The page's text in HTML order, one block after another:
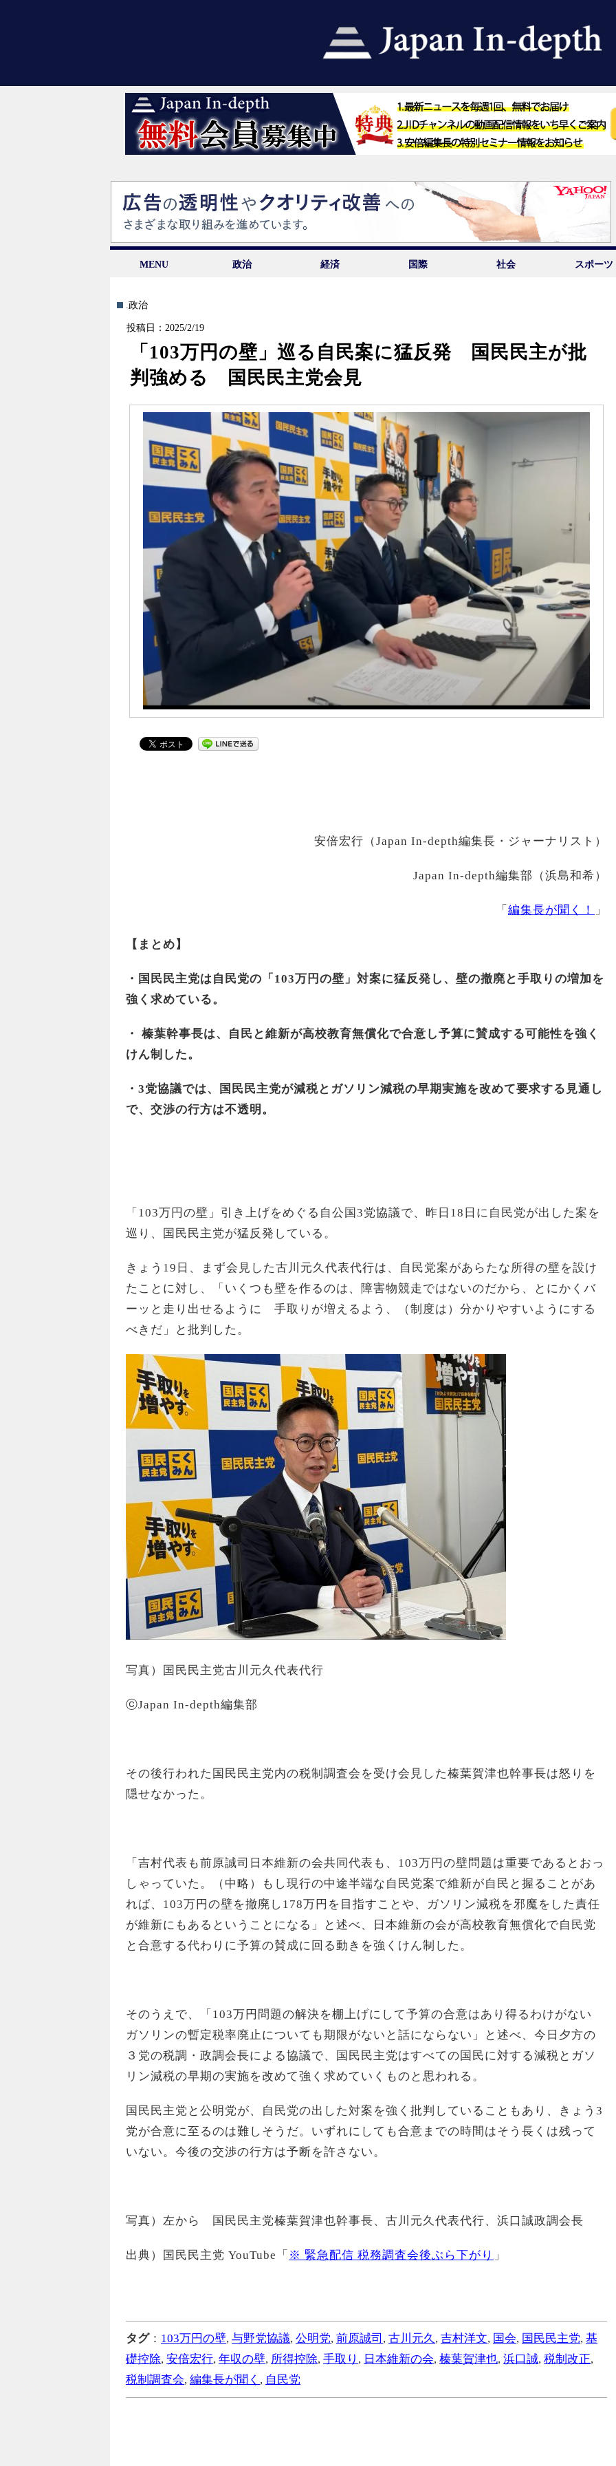
MENU 政治 経済 国際 社会 スポーツ
.政治
投稿日：2025/2/19
「103万円の壁」巡る自民案に猛反発 国民民主が批
判強める 国民民主党会見
安倍宏行（Japan In-depth編集長・ジャーナリスト）
Japan In-depth編集部（浜島和希）
「 編集長が聞く！ 」
【まとめ】
・国民民主党は自民党の「103万円の壁」対案に猛反発し、壁の撤廃と手取りの増加を
強く求めている。
・ 榛葉幹事長は、自民と維新が高校教育無償化で合意し予算に賛成する可能性を強く
けん制した。
・3党協議では、国民民主党が減税とガソリン減税の早期実施を改めて要求する見通し
で、交渉の行方は不透明。
「103万円の壁」引き上げをめぐる自公国3党協議で、昨日18日に自民党が出した案を
巡り、国民民主党が猛反発している。
きょう19日、まず会見した古川元久代表代行は、自民党案があらたな所得の壁を設け
たことに対し、「いくつも壁を作るのは、障害物競走ではないのだから、とにかくバ
ーッと走り出せるように 手取りが増えるよう、（制度は）分かりやすいようにする
べきだ」と批判した。
写真）国民民主党古川元久代表代行
ⓒJapan In-depth編集部
その後行われた国民民主党内の税制調査会を受け会見した榛葉賀津也幹事長は怒りを
隠せなかった。
「吉村代表も前原誠司日本維新の会共同代表も、103万円の壁問題は重要であるとおっ
しゃっていた。（中略）もし現行の中途半端な自民党案で維新が自民と握ることがあ
れば、103万円の壁を撤廃し178万円を目指すことや、ガソリン減税を邪魔をした責任
が維新にもあるということになる」と述べ、日本維新の会が高校教育無償化で自民党
と合意する代わりに予算の賛成に回る動きを強くけん制した。
そのうえで、「103万円問題の解決を棚上げにして予算の合意はあり得るわけがない
ガソリンの暫定税率廃止についても期限がないと話にならない」と述べ、今日夕方の
３党の税調・政調会長による協議で、国民民主党はすべての国民に対する減税とガソ
リン減税の早期の実施を改めて強く求めていくものと思われる。
国民民主党と公明党が、自民党の出した対案を強く批判していることもあり、きょう3
党が合意に至るのは難しそうだ。いずれにしても合意までの時間はそう長くは残って
いない。今後の交渉の行方は予断を許さない。
写真）左から 国民民主党榛葉賀津也幹事長、古川元久代表代行、浜口誠政調会長
出典）国民民主党 YouTube「 ※ 緊急配信 税務調査会後ぶら下がり 」
タグ： 103万円の壁, 与野党協議, 公明党, 前原誠司 , 古川元久, 吉村洋文, 国会, 国民民主党, 基
礎控除, 安倍宏行, 年収の壁, 所得控除, 手取り , 日本維新の会, 榛葉賀津也, 浜口誠, 税制改正,
税制調査会, 編集長が聞く , 自民党